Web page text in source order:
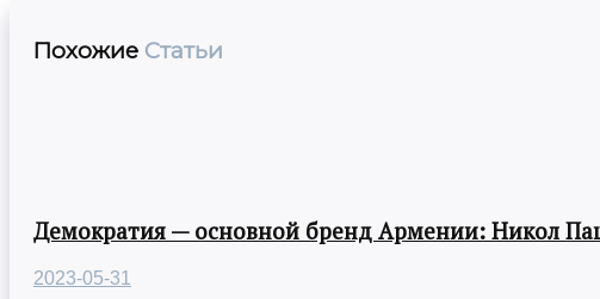
Похожие Статьи
Демократия — основной бренд Армении: Никол
2023-05-31